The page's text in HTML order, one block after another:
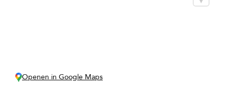
Openen in Google Maps